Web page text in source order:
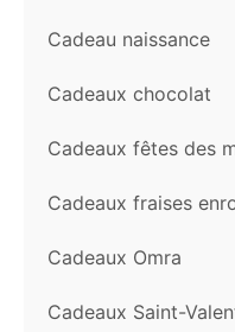
Cadeau naissance
Cadeaux chocolat
Cadeaux fêtes des
Cadeaux fraises
Cadeaux Omra
Cadeaux Saint-